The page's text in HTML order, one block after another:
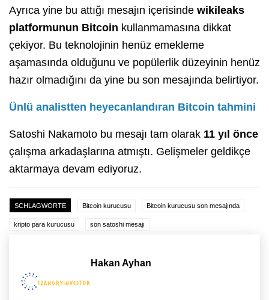
Ayrıca yine bu attığı mesajın içerisinde wikileaks
platformunun Bitcoin kullanmamasına dikkat
çekiyor. Bu teknolojinin henüz emekleme
aşamasında olduğunu ve popülerlik düzeyinin henüz
hazır olmadığını da yine bu son mesajında belirtiyor.
Ünlü analistten heyecanlandıran Bitcoin tahmini
Satoshi Nakamoto bu mesajı tam olarak 11 yıl önce
çalışma arkadaşlarına atmıştı. Gelişmeler geldikçe
aktarmaya devam ediyoruz.
SCHLAGWORTE Bitcoin kurucusu Bitcoin kurucusu son mesajında
kripto para kurucusu son satoshi mesajı
Hakan Ayhan